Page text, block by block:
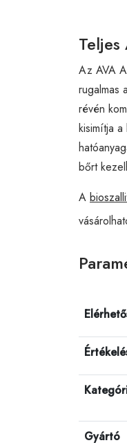
Az AVA
rugalmas
révén
kisimítja
bőrt
A
Gyártó